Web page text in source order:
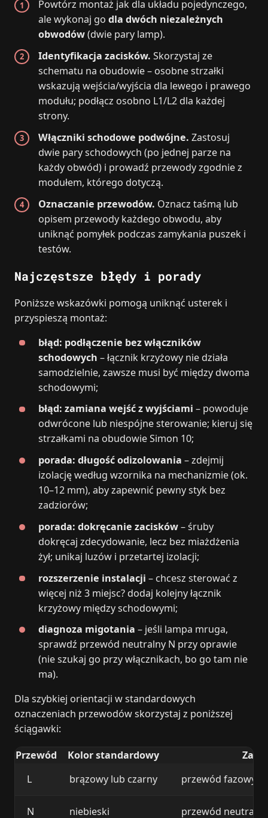
Powtórz montaż jak dla układu pojedynczego,
ale wykonaj godla dwóch niezależnych
obwodów(dwie pary lamp).
Identyfikacja zacisków. Skorzystaj ze
schematu na obudowie – osobne strzałki
wskazują wejścia/wyjścia dla lewego i prawego
modułu; podłącz osobno L1/L2 dla każdej
strony.
Włączniki schodowe podwójne. Zastosuj
dwie pary schodowych (po jednej parze na
każdy obwód) i prowadź przewody zgodnie z
modułem, którego dotyczą.
Oznaczanie przewodów. Oznacz taśmą lub
opisem przewody każdego obwodu, aby
uniknąć pomyłek podczas zamykania puszek i
testów.
Najczęstsze błędy i porady
Poniższe wskazówki pomogą uniknąć usterek i
przyspieszą montaż:
błąd: podłączenie bez włączników
schodowych – łącznik krzyżowy nie działa
samodzielnie, zawsze musi być między dwoma
schodowymi;
błąd: zamiana wejść z wyjściami – powoduje
odwrócone lub niespójne sterowanie; kieruj się
strzałkami na obudowie Simon 10;
porada: długość odizolowania – zdejmij
izolację według wzornika na mechanizmie (ok.
10–12 mm), aby zapewnić pewny styk bez
zadziorów;
porada: dokręcanie zacisków– śruby
dokręcaj zdecydowanie, lecz bez miażdżenia
żył; unikaj luzów i przetartej izolacji;
rozszerzenie instalacji – chcesz sterować z
więcej niż 3 miejsc? dodaj kolejny łącznik
krzyżowy między schodowymi;
diagnoza migotania – jeśli lampa mruga,
sprawdź przewód neutralny N przy oprawie
(nie szukaj go przy włącznikach, bo go tam nie
ma).
Dla szybkiej orientacji w standardowych
oznaczeniach przewodów skorzystaj z poniższej
ściągawki:
Przewód
Kolor standardowy
L
brązowy lub czarny przewód fazowy
N niebieski przewód